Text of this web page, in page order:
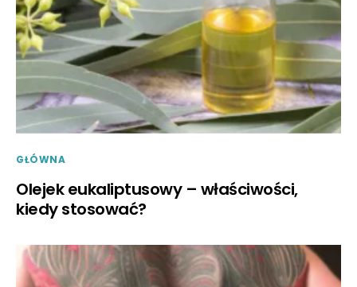
GŁÓWNA
Olejek eukaliptusowy – właściwości,
kiedy stosować?